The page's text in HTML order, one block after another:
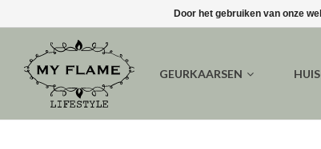
GEURKAARSEN
Door het gebruiken van onze